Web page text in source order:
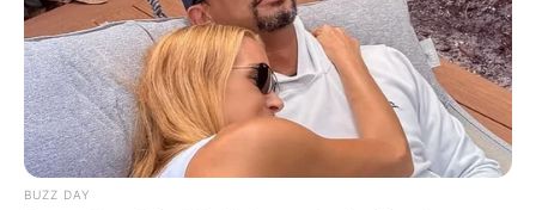
BUZZ DAY